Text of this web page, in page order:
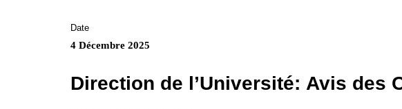
Date
4 Décembre 2025
Direction de l’Université: Avis des